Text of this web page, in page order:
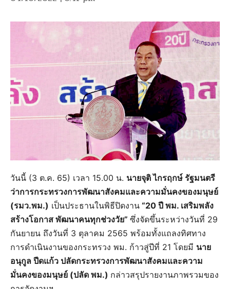
วันนี้ (3 ต.ค. 65) เวลา 15.00 น. นายจุติ ไกรฤกษ์ รัฐมนตรี
ว่าการกระทรวงการพัฒนาสังคมและความมั่นคงของมนุษย์
(รมว.พม.) เป็นประธานในพิธีปิดงาน “20 ปี พม. เสริมพลัง
สร้างโอกาส พัฒนาคนทุกช่วงวัย” ซึ่งจัดขึ้นระหว่างวันที่ 29
กันยายน ถึงวันที่ 3 ตุลาคม 2565 พร้อมทั้งแถลงทิศทาง
การดำเนินงานของกระทรวง พม. ก้าวสู่ปีที่ 21 โดยมี นาย
อนุกูล ปีดแก้ว ปลัดกระทรวงการพัฒนาสังคมและความ
มั่นคงของมนุษย์ (ปลัด พม.) กล่าวสรุปรายงานภาพรวมของ